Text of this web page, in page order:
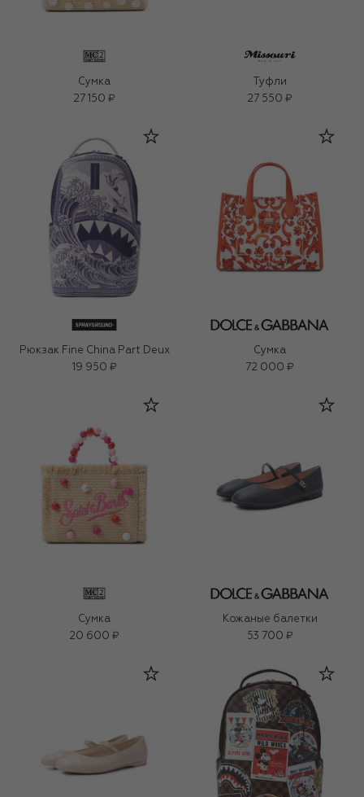
Сумка
27 150 ₽
Туфли
27 550 ₽
Рюкзак Fine China Part Deux
19 950 ₽
Сумка
72 000 ₽
Сумка
20 600 ₽
Кожаные балетки
53 700 ₽